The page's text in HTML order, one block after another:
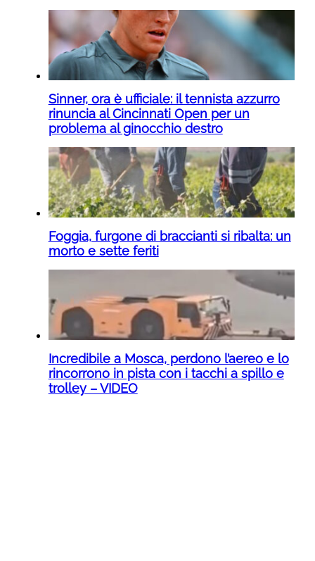
Sinner, ora è ufficiale: il tennista azzurro
rinuncia al Cincinnati Open per un
problema al ginocchio destro
Foggia, furgone di braccianti si ribalta: un
morto e sette feriti
Incredibile a Mosca, perdono l’aereo e lo
rincorrono in pista con i tacchi a spillo e
trolley – VIDEO